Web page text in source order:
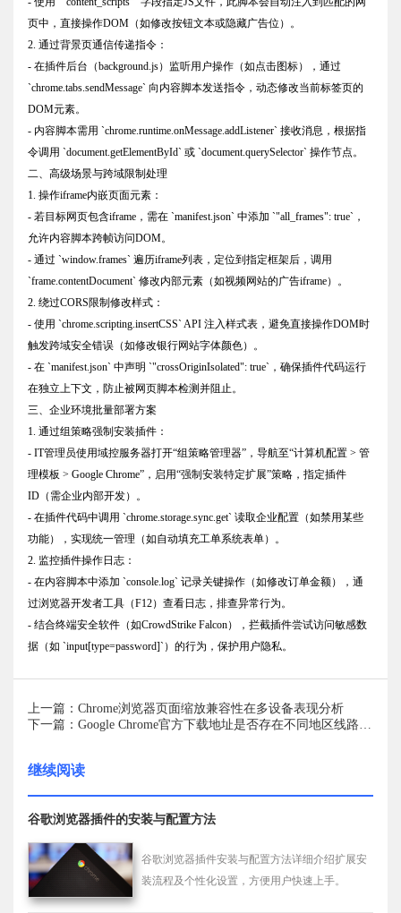
页中，直接操作DOM（如修改按钮文本或隐藏广告位）。
2. 通过背景页通信传递指令：
- 在插件后台（background.js）监听用户操作（如点击图标），通过
`chrome.tabs.sendMessage` 向内容脚本发送指令，动态修改当前标签页的
DOM元素。
- 内容脚本需用 `chrome.runtime.onMessage.addListener` 接收消息，根据指
令调用 `document.getElementById` 或 `document.querySelector` 操作节点。
二、高级场景与跨域限制处理
1. 操作iframe内嵌页面元素：
- 若目标网页包含iframe，需在 `manifest.json` 中添加 `"all_frames": true`，
允许内容脚本跨帧访问DOM。
- 通过 `window.frames` 遍历iframe列表，定位到指定框架后，调用
`frame.contentDocument` 修改内部元素（如视频网站的广告iframe）。
2. 绕过CORS限制修改样式：
- 使用 `chrome.scripting.insertCSS` API 注入样式表，避免直接操作DOM时
触发跨域安全错误（如修改银行网站字体颜色）。
- 在 `manifest.json` 中声明 `"crossOriginIsolated": true`，确保插件代码运行
在独立上下文，防止被网页脚本检测并阻止。
三、企业环境批量部署方案
1. 通过组策略强制安装插件：
- IT管理员使用域控服务器打开“组策略管理器”，导航至“计算机配置 > 管
理模板 > Google Chrome”，启用“强制安装特定扩展”策略，指定插件
ID（需企业内部开发）。
- 在插件代码中调用 `chrome.storage.sync.get` 读取企业配置（如禁用某些
功能），实现统一管理（如自动填充工单系统表单）。
2. 监控插件操作日志：
- 在内容脚本中添加 `console.log` 记录关键操作（如修改订单金额），通
过浏览器开发者工具（F12）查看日志，排查异常行为。
- 结合终端安全软件（如CrowdStrike Falcon），拦截插件尝试访问敏感数
据（如 `input[type=password]`）的行为，保护用户隐私。
上一篇：Chrome浏览器页面缩放兼容性在多设备表现分析
继续阅读
谷歌浏览器插件的安装与配置方法
谷歌浏览器插件安装与配置方法详细介绍扩展安
装流程及个性化设置，方便用户快速上手。